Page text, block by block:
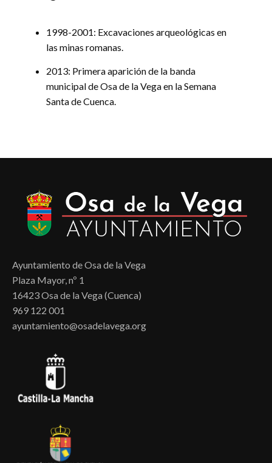
1998-2001: Excavaciones arqueológicas en
las minas romanas.
2013: Primera aparición de la banda
municipal de Osa de la Vega en la Semana
Santa de Cuenca.
Ayuntamiento de Osa de la Vega
Plaza Mayor, nº 1
16423 Osa de la Vega (Cuenca)
969 122 001
ayuntamiento@osadelavega.org